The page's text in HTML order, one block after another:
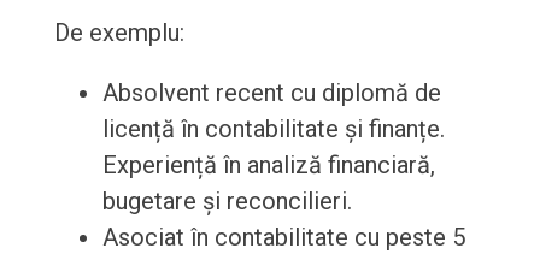
De exemplu:
Absolvent recent cu diplomă de
licență în contabilitate și finanțe.
Experiență în analiză financiară,
bugetare și reconcilieri.
Asociat în contabilitate cu peste 5